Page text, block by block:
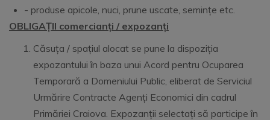
- produse apicole, nuci, prune uscate, semințe etc.
OBLIGAȚII comercianți / expozanți
Căsuța / spațiul alocat se pune la dispoziția
expozantului în baza unui Acord pentru Ocuparea
Temporară a Domeniului Public, eliberat de Serviciul
Urmărire Contracte Agenți Economici din cadrul
Primăriei Craiova. Expozanții selectați să participe în